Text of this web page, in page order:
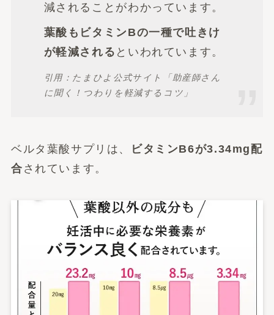
減されることがわかっています。
葉酸もビタミンBの一種で吐きけ
が軽減される といわれています。
引用：たまひよ公式サイト「助産師さん
に聞く！つわりを軽減するコツ」
ベルタ葉酸サプリは、
ビタミンB6が3.34mg配
合 されています。